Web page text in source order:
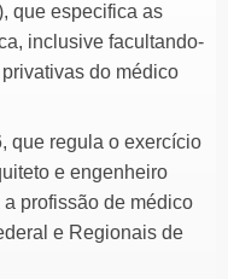
que especifica as
inclusive facultando-
do médico
que regula o exercício
e engenheiro
profissão de médico
e Regionais de